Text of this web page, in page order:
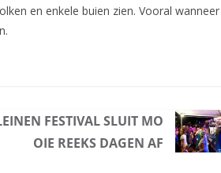
en enkele buien zien. Vooral wanneer
FESTIVAL SLUIT MO
OIE REEKS DAGEN AF